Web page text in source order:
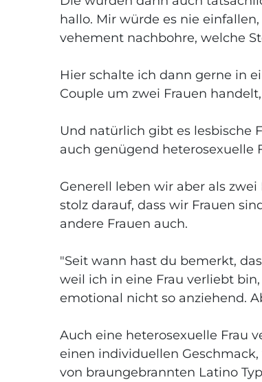
hallo. Mir würde es nie
vehement nachbohre, welche
Hier schalte ich dann gerne in
Couple um zwei Frauen
Und natürlich gibt es lesbische
auch genügend heterosexuelle
Generell leben wir aber als
stolz darauf, dass wir Frauen
andere Frauen auch.
"Seit wann hast du bemerkt,
weil ich in eine Frau verliebt
emotional nicht so anziehend.
Auch eine heterosexuelle Frau
einen individuellen
von braungebrannten Latino